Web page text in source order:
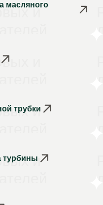
и
масляного
и
и
трубки
и
турбины